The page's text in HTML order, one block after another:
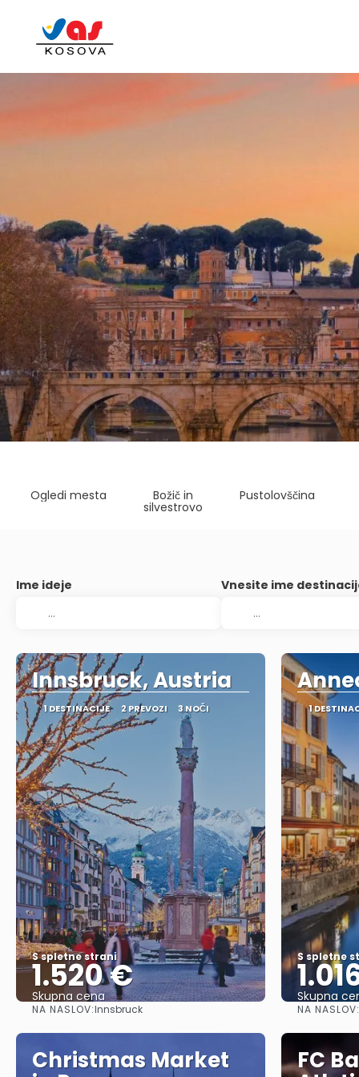
Ogledi mesta Božič in
silvestrovo
Pustolovščina
Ime ideje Vnesite ime
Innsbruck, Austria
1 DESTINACIJE 2 PREVOZI 3 NOČI
S spletne strani
1.520 €
Skupna cena
Glej .
NA NASLOV:Innsbruck
1
S spletne
Skupna
NA NASLOV:
Christmas Market FC